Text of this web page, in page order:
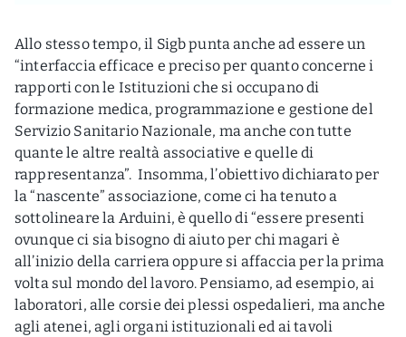
Allo stesso tempo, il Sigb punta anche ad essere un
“interfaccia efficace e preciso per quanto concerne i
rapporti con le Istituzioni che si occupano di
formazione medica, programmazione e gestione del
Servizio Sanitario Nazionale, ma anche con tutte
quante le altre realtà associative e quelle di
rappresentanza”. Insomma, l’obiettivo dichiarato per
la “nascente” associazione, come ci ha tenuto a
sottolineare la Arduini, è quello di “essere presenti
ovunque ci sia bisogno di aiuto per chi magari è
all’inizio della carriera oppure si affaccia per la prima
volta sul mondo del lavoro. Pensiamo, ad esempio, ai
laboratori, alle corsie dei plessi ospedalieri, ma anche
agli atenei, agli organi istituzionali ed ai tavoli